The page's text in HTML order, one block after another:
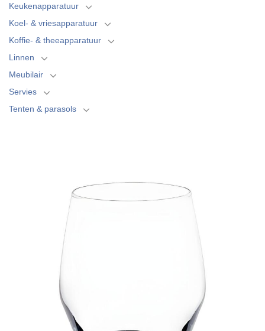
Keukenapparatuur
Koel- & vriesapparatuur
Koffie- & theeapparatuur
Linnen
Meubilair
Servies
Tenten & parasols